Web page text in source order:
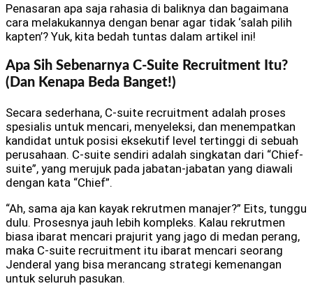
Penasaran apa saja rahasia di baliknya dan bagaimana
cara melakukannya dengan benar agar tidak ‘salah pilih
kapten’? Yuk, kita bedah tuntas dalam artikel ini!
Apa Sih Sebenarnya C-Suite Recruitment Itu?
(Dan Kenapa Beda Banget!)
Secara sederhana, C-suite recruitment adalah proses
spesialis untuk mencari, menyeleksi, dan menempatkan
kandidat untuk posisi eksekutif level tertinggi di sebuah
perusahaan. C-suite sendiri adalah singkatan dari “Chief-
suite”, yang merujuk pada jabatan-jabatan yang diawali
dengan kata “Chief”.
“Ah, sama aja kan kayak rekrutmen manajer?” Eits, tunggu
dulu. Prosesnya jauh lebih kompleks. Kalau rekrutmen
biasa ibarat mencari prajurit yang jago di medan perang,
maka C-suite recruitment itu ibarat mencari seorang
Jenderal yang bisa merancang strategi kemenangan
untuk seluruh pasukan.